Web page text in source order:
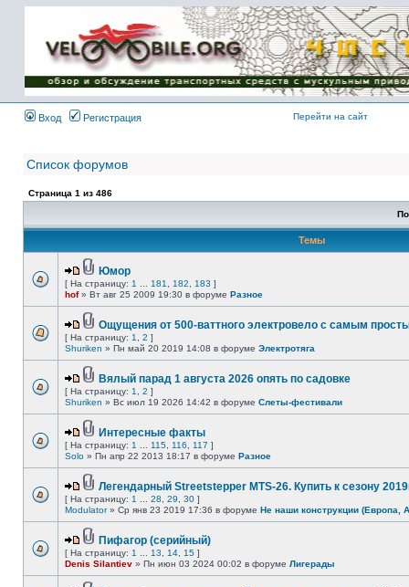
Имя пользователя:
Пароль:
{ LOG_ME_IN_SHORT
}
Вход
Регистрация Перейти на сайт
Список форумов
Страница 1 из 486
Темы
Юмор
[ На страницу: 1 181 182 183 ]
hof» Вт авг 25 2009 19:30 в форуме Разное
Ощущения от 500-ваттного электровело с самым
[ На страницу: 1 2 ]
Shuriken » Пн май 20 2019 14:08 в форуме Электротяга
Вялый парад 1 августа 2026 опять по садовке
[ На страницу: 1 2 ]
Shuriken » Вс июл 19 2026 14:42 в форуме Слеты-фестивали
Интересные факты
[ На страницу: 1 115 116 117 ]
Solo » Пн апр 22 2013 18:17 в форуме Разное
Легендарный Streetstepper MTS-26. Купить к сезону
[ На страницу: 1 28 29 30 ]
Modulator» Ср янв 23 2019 17:36 в форуме Не наши конструкции (Европа,
Пифагор (серийный)
[ На страницу: 1 13 14 15 ]
Denis Silantiev » Пн июн 03 2024 00:02 в форуме Лигерады